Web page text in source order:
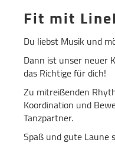
Fit mit
Du liebst Musik und
Dann ist unser neuer
das Richtige für dich!
Zu mitreißenden
Koordination und
Tanzpartner.
Spaß und gute Laune